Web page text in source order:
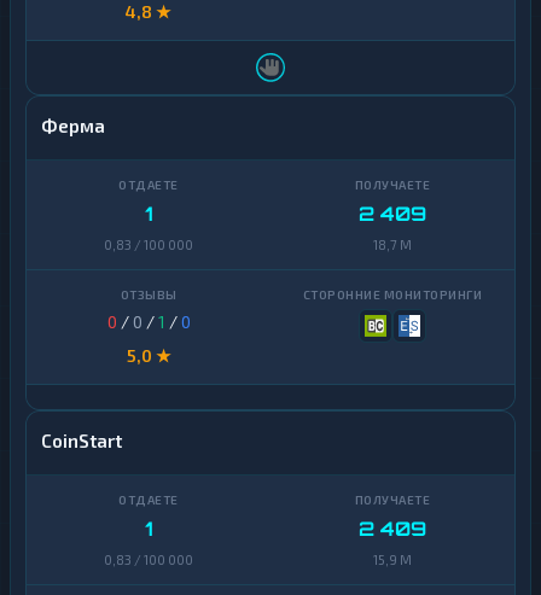
4,8 ★
Ферма
1
0,83 / 100 000
2 409
18,7 M
0 / 0 /1 /0
5,0 ★
CoinStart
1
0,83 / 100 000
2 409
15,9 M